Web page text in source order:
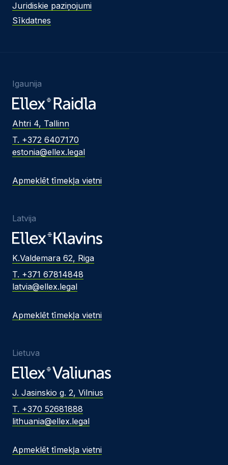
Juridiskie paziņojumi
Sīkdatnes
Igaunija
Ahtri 4, Tallinn
T. +372 6407170
estonia@ellex.legal
Apmeklēt tīmekļa vietni
Latvija
K.Valdemara 62, Riga
T. +371 67814848
latvia@ellex.legal
Apmeklēt tīmekļa vietni
Lietuva
J. Jasinskio g. 2, Vilnius
T. +370 52681888
lithuania@ellex.legal
Apmeklēt tīmekļa vietni